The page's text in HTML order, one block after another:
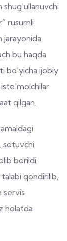
rusumli
jarayonida
bu haqda
bo‘yicha ijobiy
iste'molchilar
qilgan.
sotuvchi
borildi.
qondirilib,
servis
holatda